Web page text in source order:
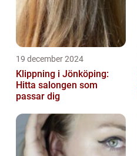
19 december 2024
Klippning i Jönköping:
Hitta salongen som
passar dig